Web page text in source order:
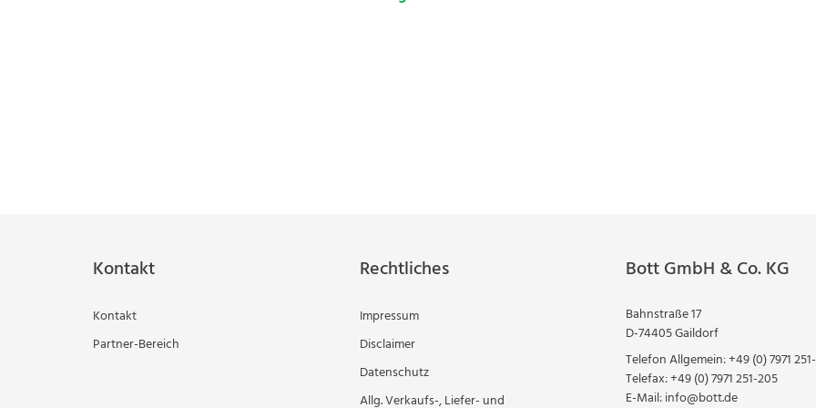
Kontakt
Kontakt
Partner-Bereich
Rechtliches
Impressum
Disclaimer
Datenschutz
Allg. Verkaufs-, Liefer- und
Bott GmbH & Co. KG
Bahnstraße 17
D-74405 Gaildorf
Telefon Allgemein:+49 (0) 7971
Telefax:+49 (0) 7971 251-205
E-Mail:info@bott.de